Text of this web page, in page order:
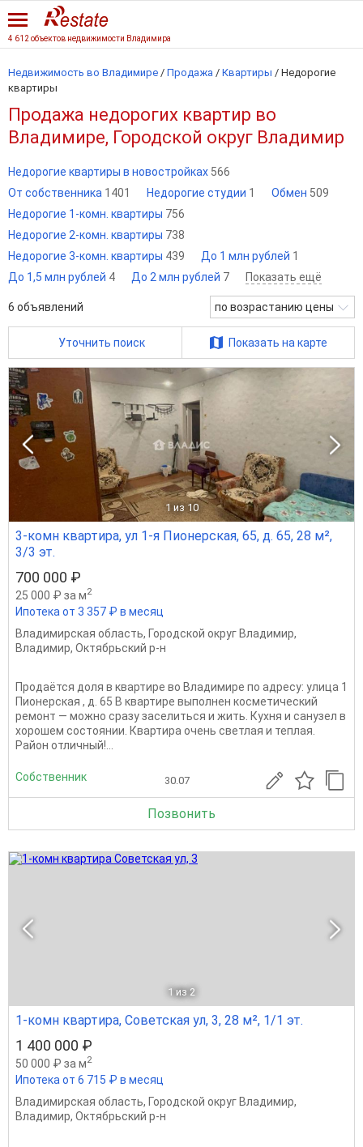
4 612 объектов недвижимости Владимира
Недвижимость во Владимире / Продажа / Квартиры / Недорогие
квартиры
Продажа недорогих квартир во
Владимире, Городской округ Владимир
Недорогие квартиры в новостройках 566
От собственника 1401 Недорогие студии 1 Обмен 509
Недорогие 1-комн. квартиры 756
Недорогие 2-комн. квартиры 738
Недорогие 3-комн. квартиры 439 До 1 млн рублей 1
До 1,5 млн рублей 4 До 2 млн рублей 7 Показать ещё
6 объявлений по возрастанию цены
Уточнить поиск Показать на карте
1 из 10
3-комн квартира, ул 1-я Пионерская, 65, д. 65, 28 м²,
3/3 эт.
700 000 ₽
25 000 ₽ за м2
Ипотека от 3 357 ₽ в месяц
Владимирская область, Городской округ Владимир,
Владимир, Октябрьский р-н
Продаётся доля в квартире во Владимире по адресу: улица 1
Пионерская , д. 65 В квартире выполнен косметический
ремонт — можно сразу заселиться и жить. Кухня и санузел в
xopoшeм состоянии. Квартира очень свeтлaя и теплая.
Paйoн oтличный!...
Собственник 30.07
Позвонить
1 из 2
1-комн квартира, Советская ул, 3, 28 м², 1/1 эт.
1 400 000 ₽
50 000 ₽ за м2
Ипотека от 6 715 ₽ в месяц
Владимирская область, Городской округ Владимир,
Владимир, Октябрьский р-н